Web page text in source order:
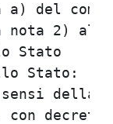
a) del
alla
ai sensi
con